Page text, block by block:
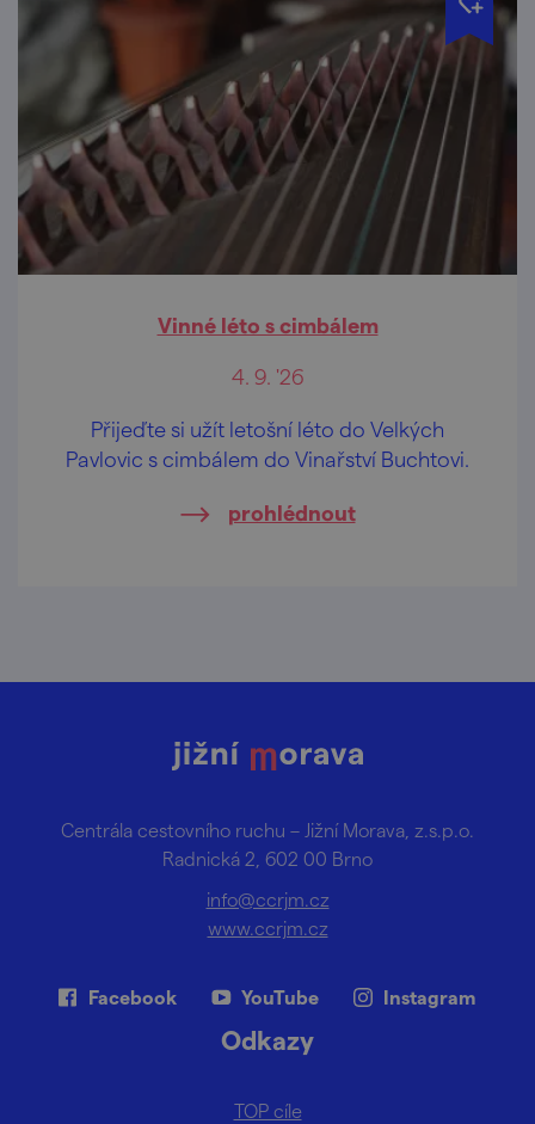
Vinné léto s cimbálem
4. 9. '26
Přijeďte si užít letošní léto do Velkých
Pavlovic s cimbálem do Vinařství Buchtovi.
prohlédnout
Centrála cestovního ruchu – Jižní Morava, z.s.p.o.
Radnická 2, 602 00 Brno
info@ccrjm.cz
www.ccrjm.cz
Facebook YouTube Instagram
Odkazy
TOP cíle